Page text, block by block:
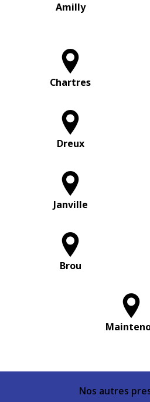
Amilly
Chartres
Dreux
Janville
Brou
Nos autres